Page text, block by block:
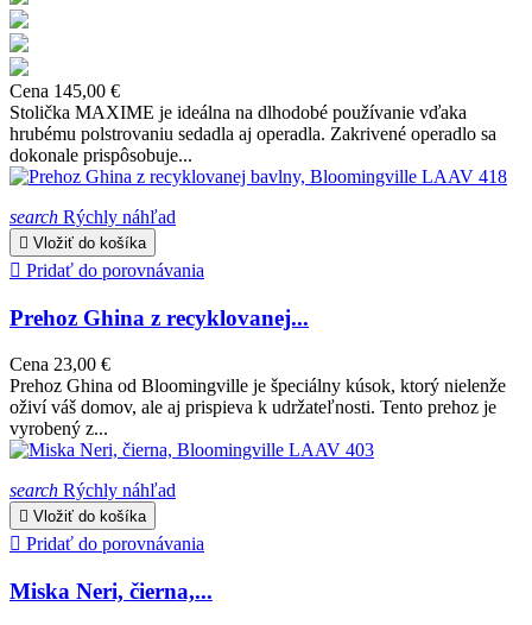
Cena 145,00 €
Stolička MAXIME je ideálna na dlhodobé používanie vďaka
hrubému polstrovaniu sedadla aj operadla. Zakrivené operadlo sa
dokonale prispôsobuje...
search Rýchly náhľad
 Vložiť do košíka
 Pridať do porovnávania
Prehoz Ghina z recyklovanej...
Cena 23,00 €
Prehoz Ghina od Bloomingville je špeciálny kúsok, ktorý nielenže
oživí váš domov, ale aj prispieva k udržateľnosti. Tento prehoz je
vyrobený z...
search Rýchly náhľad
 Vložiť do košíka
 Pridať do porovnávania
Miska Neri, čierna,...